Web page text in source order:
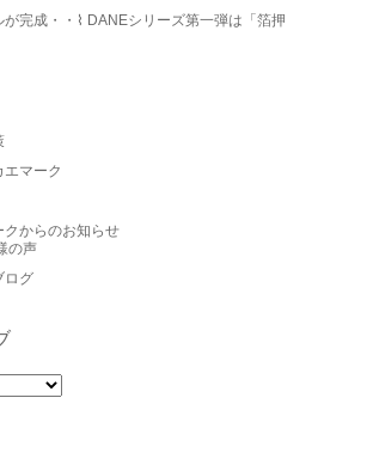
が完成・・⌇ DANEシリーズ第一弾は「箔押
エマーク
クからのお知らせ
の声
ログ